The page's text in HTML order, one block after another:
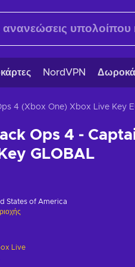
NordVPN
4 (Xbox One) Xbox Live Key
Ops 4 -
GLOBAL
States of America
Live